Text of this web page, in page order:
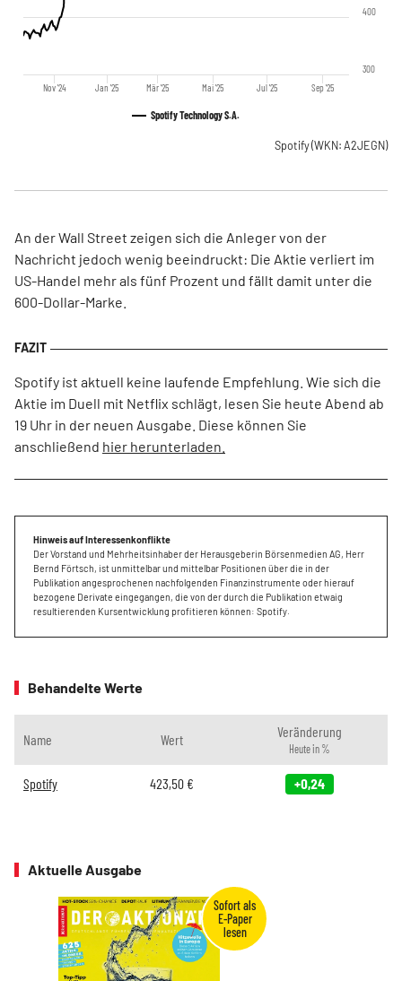
Spotify Technology S.A.
Nov '24 Jan '25 Mär '25 Mai '25 Jul '25 Sep '25
300
400
Spotify(WKN: A2JEGN)
An der Wall Street zeigen sich die Anleger von der
Nachricht jedoch wenig beeindruckt: Die Aktie verliert im
US-Handel mehr als fünf Prozent und fällt damit unter die
600-Dollar-Marke.
Spotify ist aktuell keine laufende Empfehlung. Wie sich die
Aktie im Duell mit Netflix schlägt, lesen Sie heute Abend ab
19 Uhr in der neuen Ausgabe. Diese können Sie
anschließend hier herunterladen.
Hinweis auf Interessenkonflikte
Der Vorstand und Mehrheitsinhaber der Herausgeberin Börsenmedien AG, Herr
Bernd Förtsch, ist unmittelbar und mittelbar Positionen über die in der
Publikation angesprochenen nachfolgenden Finanzinstrumente oder hierauf
bezogene Derivate eingegangen, die von der durch die Publikation etwaig
resultierenden Kursentwicklung profitieren können: Spotify.
Behandelte Werte
Name Wert Veränderung
Heute in %
Spotify 423,50 € +0,24
Aktuelle Ausgabe